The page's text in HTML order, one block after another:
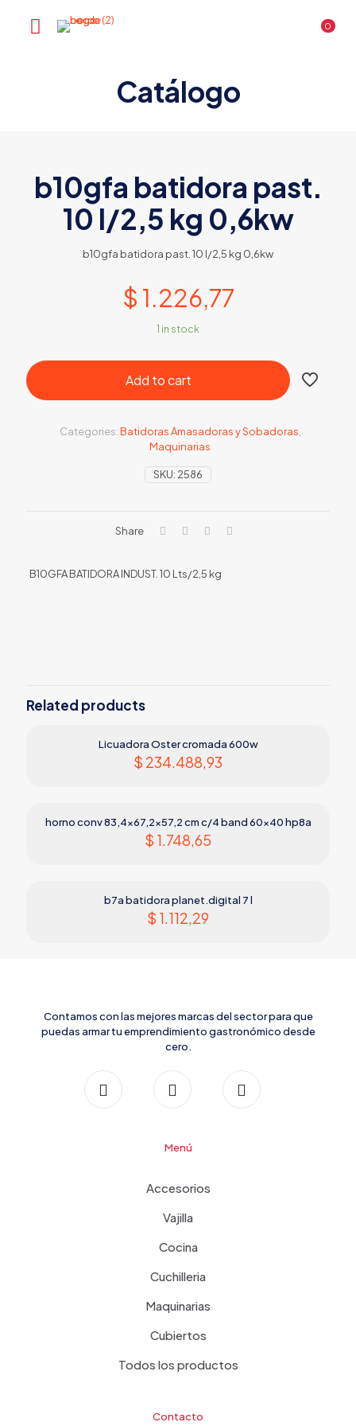
0
Catálogo
b10gfa batidora past.
10 l/2,5 kg 0,6kw
b10gfa batidora past. 10 l/2,5 kg 0,6kw
$ 1.226,77
1 in stock
Add to cart
SKU: 2586
Categories:Batidoras Amasadoras y Sobadoras
Maquinarias
Share
B10GFA BATIDORA INDUST. 10 Lts/2,5 kg
Related products
Licuadora Oster cromada 600w
$ 234.488,93
horno conv 83,4×67,2×57,2 cm c/4 band 60×40 hp8a
$ 1.748,65
b7a batidora planet.digital 7 l
$ 1.112,29
Contamos con las mejores marcas del sector para que
puedas armar tu emprendimiento gastronómico desde
cero.
Menú
Accesorios
Vajilla
Cocina
Cuchilleria
Maquinarias
Cubiertos
Todos los productos
Contacto